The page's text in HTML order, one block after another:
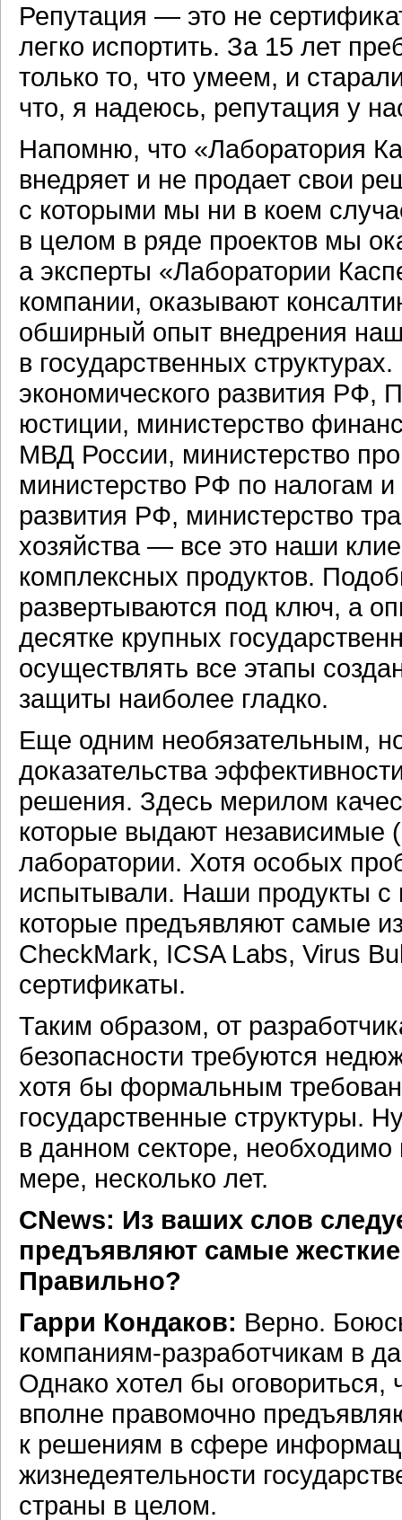
Репутация — это не
легко испортить. За 15 лет
только то, что умеем, и
что, я надеюсь, репутация у
Напомню, что «Лаборатория
внедряет и не продает свои
с которыми мы ни в коем
в целом в ряде проектов мы
а эксперты «Лаборатории
компании, оказывают
обширный опыт внедрения
в государственных
экономического развития
юстиции, министерство
МВД России, министерство
министерство РФ по налогам
развития РФ, министерство
хозяйства — все это наши
комплексных продуктов.
развертываются под ключ, а
десятке крупных
осуществлять все этапы
защиты наиболее гладко.
Еще одним необязательным,
доказательства
решения. Здесь мерилом
которые выдают независимые
лаборатории. Хотя особых
испытывали. Наши продукты с
которые предъявляют самые
CheckMark, ICSA Labs, Virus
сертификаты.
Таким образом, от
безопасности требуются
хотя бы формальным
государственные структуры.
в данном секторе,
мере, несколько лет.
CNews: Из ваших слов
предъявляют самые
Правильно?
Гарри Кондаков: Верно.
компаниям-разработчикам в
Однако хотел бы оговориться,
вполне правомочно
к решениям в сфере
жизнедеятельности
страны в целом.